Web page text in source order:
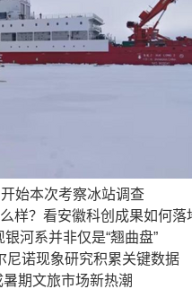
始本次考察冰站调查
样？看安徽科创成果如何落
河系并非仅是“翘曲盘”
尼诺现象研究积累关键数据
期文旅市场新热潮